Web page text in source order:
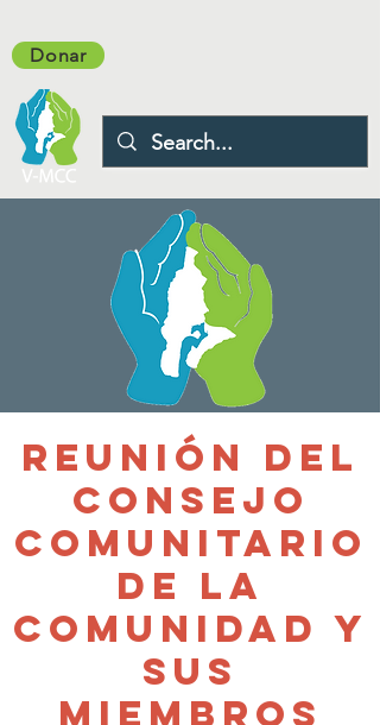
Donar
Reunión del
Consejo
Comunitario
de la
Comunidad y
sus
Miembros